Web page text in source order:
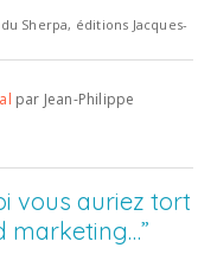
du Sherpa, éditions Jacques-
par Jean-Philippe
vous auriez tort
marketing…”